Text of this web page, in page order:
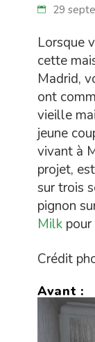
29
Lorsque
cette
Madrid,
ont
vieille
jeune
vivant à
projet,
sur trois
pignon
Milk
Crédit
Avant :